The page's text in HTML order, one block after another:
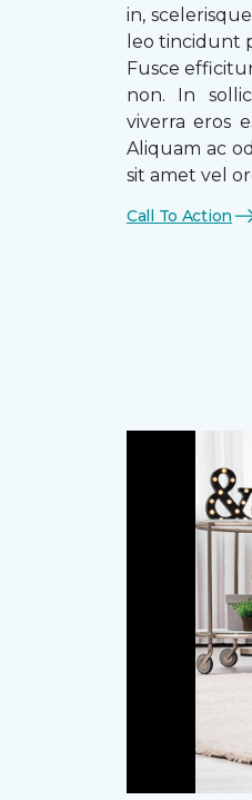
in,
leo tincidunt
Fusce
non. In
viverra eros
Aliquam ac
sit amet vel
Call To Action